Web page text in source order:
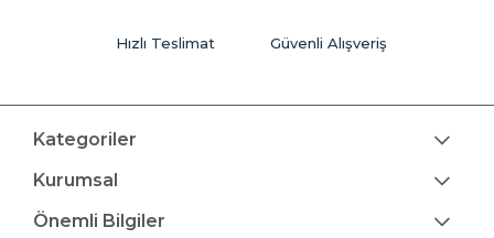
Hızlı Teslimat Güvenli Alışveriş
Kategoriler
Kurumsal
Önemli Bilgiler